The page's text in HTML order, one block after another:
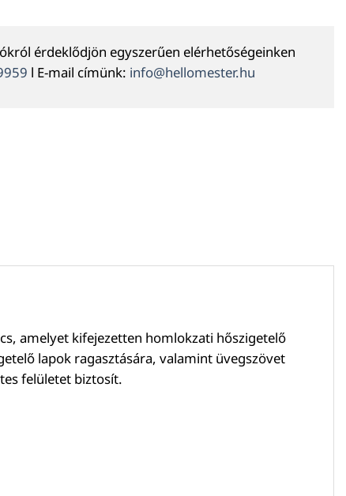
érdeklődjön egyszerűen elérhetőségeinken
l E-mail címünk: info@hellomester.hu
amelyet kifejezetten homlokzati hőszigetelő
lapok ragasztására, valamint üvegszövet
felületet biztosít.